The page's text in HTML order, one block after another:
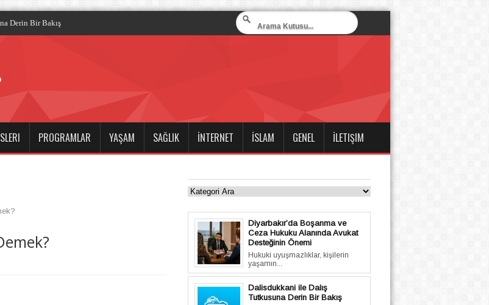
Derin Bir Bakış
PROGRAMLAR YAŞAM SAĞLIK İNTERNET İSLAM GENEL İLETIŞIM
Diyarbakır’da Boşanma ve
Ceza Hukuku Alanında Avukat
Desteğinin Önemi
Hukuki uyuşmazlıklar, kişilerin
yaşamın...
Dalisdukkani ile Dalış
Tutkusuna Derin Bir Bakış